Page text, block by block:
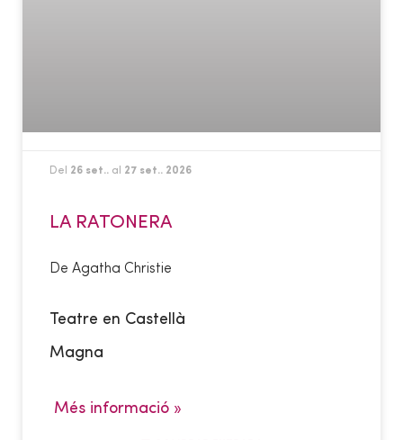
Del 26 set.. al 27 set.. 2026
LA RATONERA
De Agatha Christie
Teatre en Castellà
Magna
Més informació »